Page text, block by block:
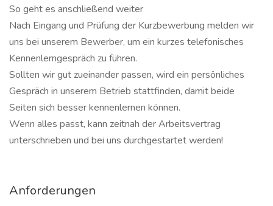
So geht es anschließend weiter
Nach Eingang und Prüfung der Kurzbewerbung melden wir
uns bei unserem Bewerber, um ein kurzes telefonisches
Kennenlerngespräch zu führen.
Sollten wir gut zueinander passen, wird ein persönliches
Gespräch in unserem Betrieb stattfinden, damit beide
Seiten sich besser kennenlernen können.
Wenn alles passt, kann zeitnah der Arbeitsvertrag
unterschrieben und bei uns durchgestartet werden!
Anforderungen